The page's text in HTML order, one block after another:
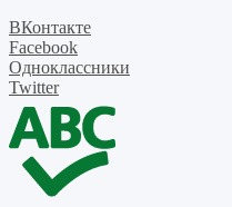
ВКонтакте
Facebook
Одноклассники
Twitter